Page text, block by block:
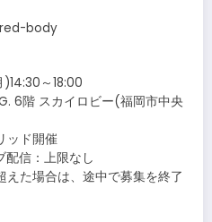
body
)14:30～18:00
6階 スカイロビー(福岡市中央
ッド開催
配信：上限なし
た場合は、途中で募集を終了